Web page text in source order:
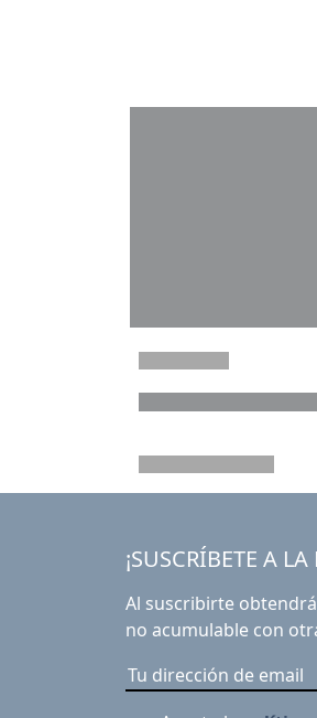
¡SUSCRÍBETE A
Al suscribirte
no acumulable con